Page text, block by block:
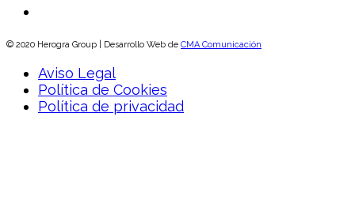
© 2020 Herogra Group | Desarrollo Web de CMA Comunicación
Aviso Legal
Política de Cookies
Política de privacidad